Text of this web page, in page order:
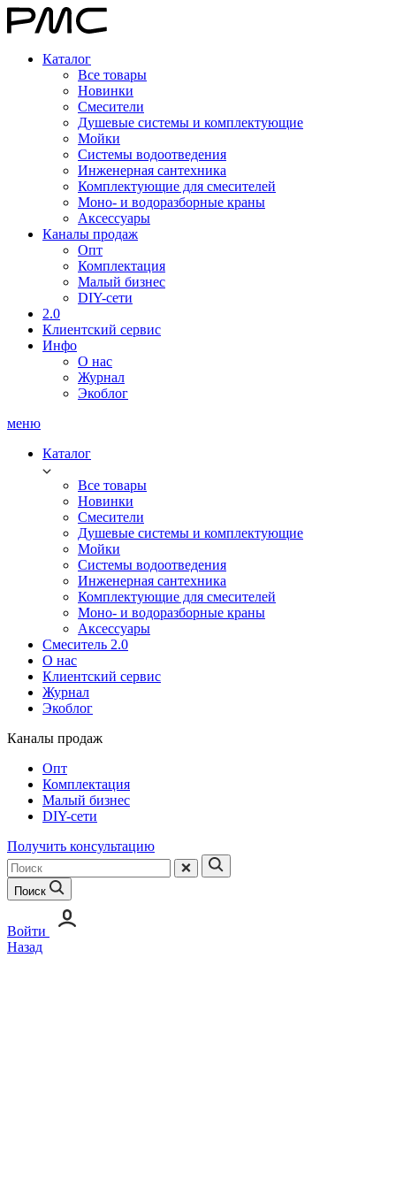
Каталог
Все товары
Новинки
Смесители
Душевые системы и комплектующие
Мойки
Системы водоотведения
Инженерная сантехника
Комплектующие для смесителей
Моно- и водоразборные краны
Аксессуары
Каналы продаж
Опт
Комплектация
Малый бизнес
DIY-сети
2.0
Клиентский сервис
Инфо
О нас
Журнал
Экоблог
меню
Каталог
Все товары
Новинки
Смесители
Душевые системы и комплектующие
Мойки
Системы водоотведения
Инженерная сантехника
Комплектующие для смесителей
Моно- и водоразборные краны
Аксессуары
Смеситель 2.0
О нас
Клиентский сервис
Журнал
Экоблог
Каналы продаж
Опт
Комплектация
Малый бизнес
DIY-сети
Получить консультацию
Поиск
Войти
Назад